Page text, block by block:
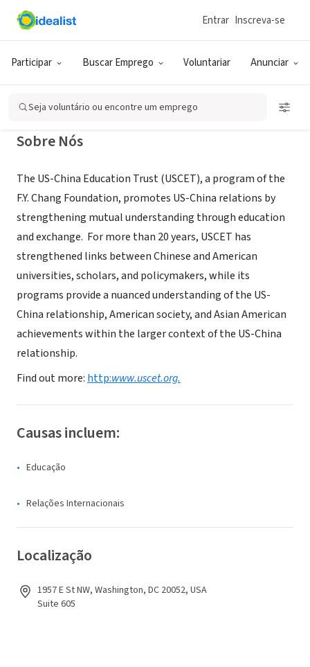
Participar Buscar Emprego Voluntariar Anunciar
Entrar Inscreva-se
Seja voluntário ou encontre um emprego
ONG (SETOR SOCIAL)
US-China Education Trust
Sobre Nós
The US-China Education Trust (USCET), a program of the
F.Y. Chang Foundation, promotes US-China relations by
strengthening mutual understanding through education
and exchange. For more than 20 years, USCET has
strengthened links between Chinese and American
universities, scholars, and policymakers, while its
programs provide a nuanced understanding of the US-
China relationship, American society, and Asian American
achievements within the larger context of the US-China
relationship.
Find out more: http:www.uscet.org.
Causas incluem:
Educação
Relações Internacionais
Localização
1957 E St NW, Washington, DC 20052, USA
Suite 605